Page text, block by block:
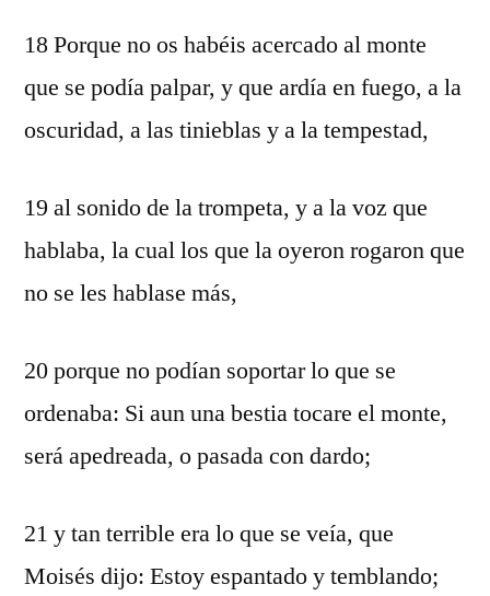
18 Porque no os habéis acercado al monte
que se podía palpar, y que ardía en fuego, a la
oscuridad, a las tinieblas y a la tempestad,
19 al sonido de la trompeta, y a la voz que
hablaba, la cual los que la oyeron rogaron que
no se les hablase más,
20 porque no podían soportar lo que se
ordenaba: Si aun una bestia tocare el monte,
será apedreada, o pasada con dardo;
21 y tan terrible era lo que se veía, que
Moisés dijo: Estoy espantado y temblando;